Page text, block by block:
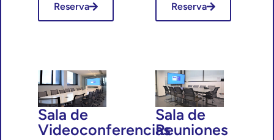
Reserva Reserva
Sala de
Videoconferencias
Sala de
Reuniones